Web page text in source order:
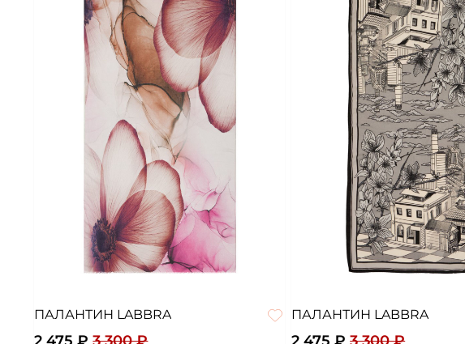
ПАЛАНТИН LABBRA ПАЛАНТИН LABBRA